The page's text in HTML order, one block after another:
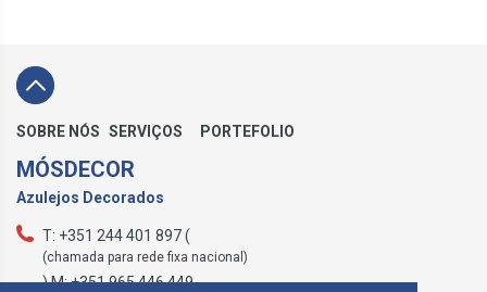
SOBRE NÓS SERVIÇOS PORTEFOLIO
MÓSDECOR
Azulejos Decorados
T: +351 244 401 897 (
(chamada para rede fixa nacional)
) M: +351 965 446 449